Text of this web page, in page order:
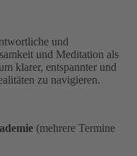
und
und Meditation als
klarer, entspannter und
zu navigieren.
(mehrere Termine